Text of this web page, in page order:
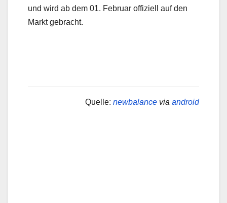
und wird ab dem 01. Februar offiziell auf den
Markt gebracht.
Quelle: newbalance via android